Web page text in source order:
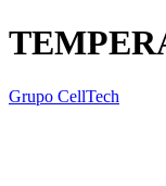
Grupo CellTech